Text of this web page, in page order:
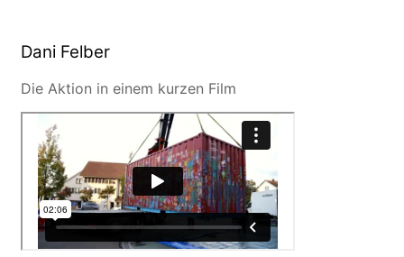
Dani Felber
Die Aktion in einem kurzen Film